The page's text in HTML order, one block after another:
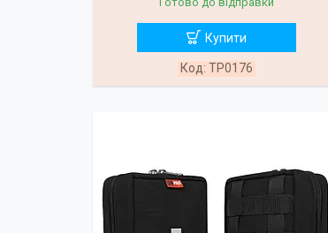
Купити
TP0176